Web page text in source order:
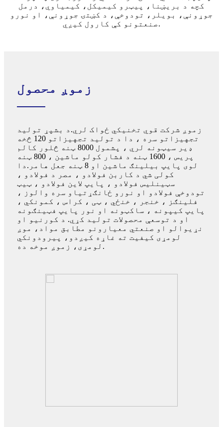
کچه د بریښنا، پیټرو کیمیکل، کیمیاوي، درمل
جوړونې، بویلر، تودوخې، د کښتۍ جوړونې، او نورو
صنعتونو کې کارول کیږي.
زموږ محصول
زموږ شرکت قوي تخنیکي ځواک لري.د بشپړ تولید
تجهیزاتو سره ، دا د تولید تجهیزاتو 120 څخه
ډیر سیټونه لري ، پشمول 8000 ټنه څلور کالم
پریس ، 1600 ټنه د فشار کولو ماشین ، 800 ټنه
لوی پایپ بیلینګ ماشین او 8 ټنه جعل هامر.دا
کولی شي د کاربن فولادو ، مصر د فولادو ،
سټینلیس فولادو ، پایپ لاین فولادو ، ټیټ
تودوخې فولادو او نورو ځانګړتیاو سره والوز ،
فلینګز ، خنجر ، خنځي ، ټی ، کراس ، کمونکي ،
پایپ کیپونه ، ساکټونه او نور پایپ فټینګونه
او د توسعې محصولات تولید کړي. د کورنیو او
نړیوالو او صنعتي معیارونو مطابق مواد، موږ
لومړی کیفیت ته غاړه کیږدو، پیرودونکي
لومړی، زموږ موخه ده.